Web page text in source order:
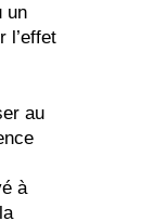
un
l’effet
au
à